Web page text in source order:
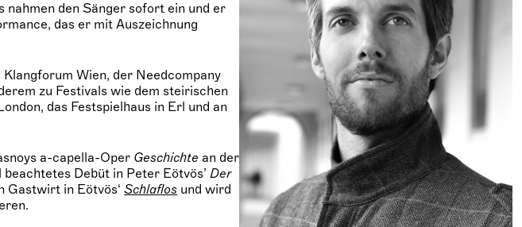
den Sänger sofort ein und er
das er mit Auszeichnung
Wien, der Needcompany
zu Festivals wie dem steirischen
das Festspielhaus in Erl und an
a-capella-Oper Geschichte an der
Debüt in Peter Eötvös’Der
Gastwirt in Eötvös‘Schlaflos und wird